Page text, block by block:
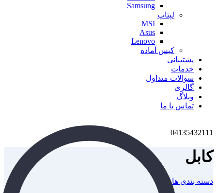
Samsung
لپتاپ
MSI
Asus
Lenovo
کیس آماده
پشتیبانی
خدمات
سوالات متداول
گالری
وبلاگ
تماس با ما
04135432111
کابل
دسته بندی ها